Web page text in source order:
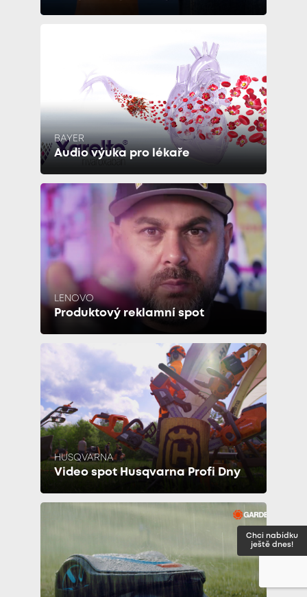
Chci nabídku
ještě dnes!
BAYER
Audio výuka pro lékaře
LENOVO
Produktový reklamní spot
HUSQVARNA
Video spot Husqvarna Profi Dny